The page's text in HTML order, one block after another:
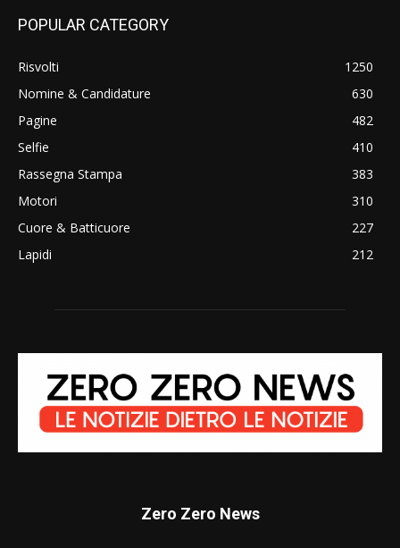
POPULAR CATEGORY
Risvolti
1250
Nomine & Candidature
630
Pagine
482
Selfie
410
Rassegna Stampa
383
Motori
310
Cuore & Batticuore
227
Lapidi
212
Zero Zero News